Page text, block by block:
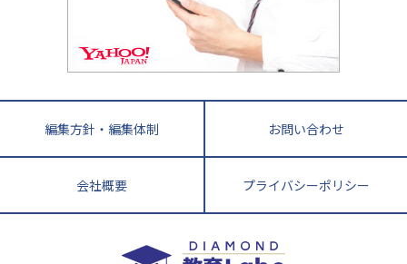
長崎県 熊本県
鹿児島県 沖縄県
教育ジャーナリストが徹底解説！ 大学受験の羅
編集方針・編集体制 お問い合わせ
会社概要 プライバシーポリシー